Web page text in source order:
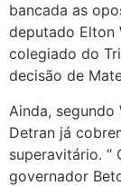
bancada as
deputado Elton
colegiado do
decisão de
Ainda, segundo
Detran já
superavitário. “
governador